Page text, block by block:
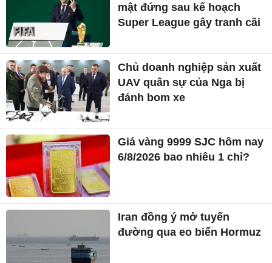
mật đứng sau kế hoạch
Super League gây tranh cãi
Chủ doanh nghiệp sản xuất
UAV quân sự của Nga bị
đánh bom xe
Giá vàng 9999 SJC hôm nay
6/8/2026 bao nhiêu 1 chỉ?
Iran đồng ý mở tuyến
đường qua eo biển Hormuz